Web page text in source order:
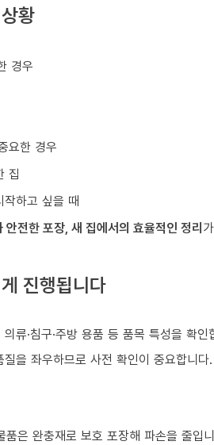
황
경우
요한 경우
집
하고 싶을 때
안전한 포장, 새 집에서의 효율적인 정리
진행됩니다
류·침구·주방 용품 등 품목 특성을 확인
을 좌우하므로 사전 확인이 중요합니다.
은 완충재로 보호 포장해 파손을 줄입